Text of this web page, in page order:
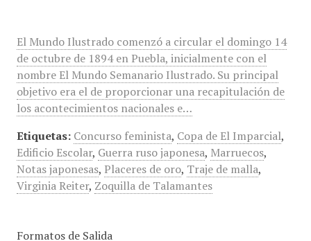
El Mundo Ilustrado comenzó a circular el domingo 14
de octubre de 1894 en Puebla, inicialmente con el
nombre El Mundo Semanario Ilustrado. Su principal
objetivo era el de proporcionar una recapitulación de
los acontecimientos nacionales e…
Etiquetas: Concurso feminista, Copa de El Imparcial,
Edificio Escolar, Guerra ruso japonesa, Marruecos,
Notas japonesas, Placeres de oro, Traje de malla,
Virginia Reiter, Zoquilla de Talamantes
Formatos de Salida